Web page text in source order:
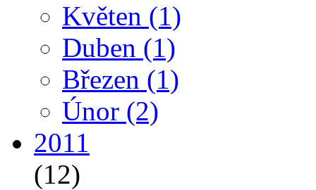
Květen (1)
Duben (1)
Březen (1)
Únor (2)
2011
(12)